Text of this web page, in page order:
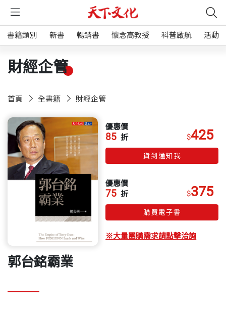
書籍類別 新書 暢銷書 懷念高教授 科普啟航 活動
財經企管
首頁 全書籍 財經企管
優惠價
85 折 $425
貨到通知我
優惠價
75 折 $375
購買電子書
※大量團購需求請點擊洽詢
郭台銘霸業